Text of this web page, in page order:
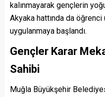
kalınmayarak gençlerin
Akyaka hattında da öğrenci
uygulanmaya başlandı.
Gençler Karar
Sahibi
Muğla Büyükşehir